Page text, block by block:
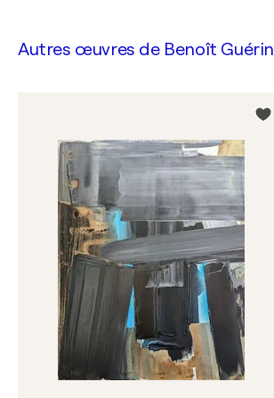
Autres œuvres de Benoît Guérin